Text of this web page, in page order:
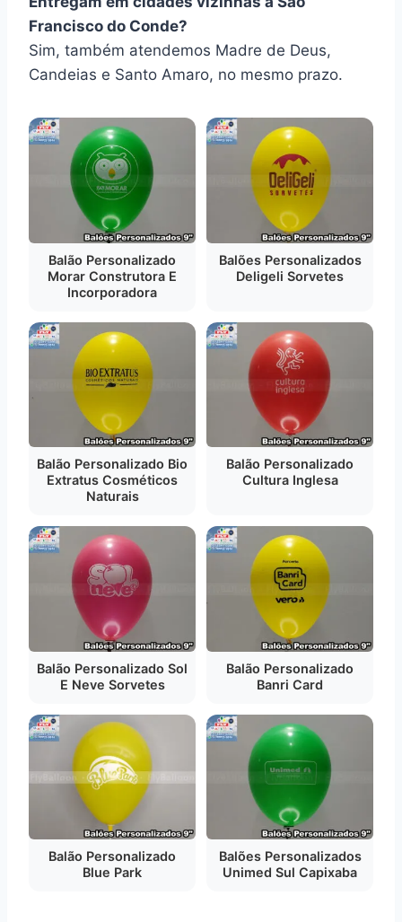
Francisco do Conde?
Sim, também atendemos Madre de Deus,
Candeias e Santo Amaro, no mesmo prazo.
Balão Personalizado
Morar Construtora E
Incorporadora
Balões Personalizados
Deligeli Sorvetes
Balão Personalizado Bio
Extratus Cosméticos
Naturais
Balão Personalizado
Cultura Inglesa
Balão Personalizado Sol
E Neve Sorvetes
Balão Personalizado
Banri Card
Balão Personalizado
Blue Park
Balões Personalizados
Unimed Sul Capixaba